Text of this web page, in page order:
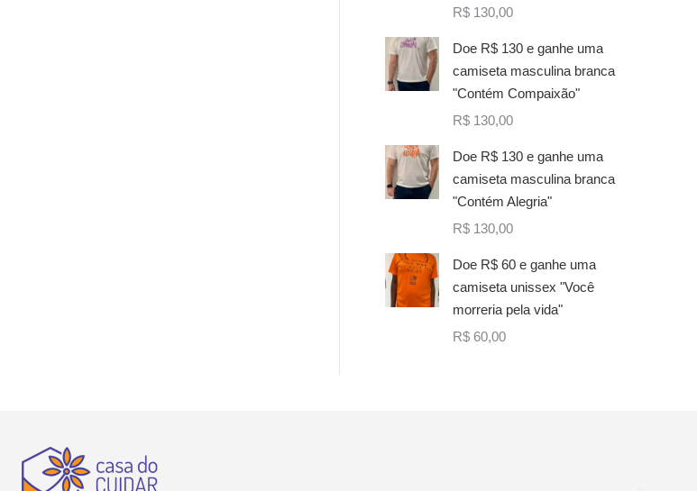
R$ 130,00
Doe R$ 130 e ganhe uma
camiseta masculina branca
"Contém Compaixão"
R$ 130,00
Doe R$ 130 e ganhe uma
camiseta masculina branca
"Contém Alegria"
R$ 130,00
Doe R$ 60 e ganhe uma
camiseta unissex "Você
morreria pela vida"
R$ 60,00